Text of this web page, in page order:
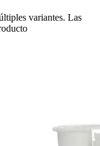
variantes. Las